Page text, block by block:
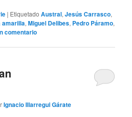
| Etiquetado Austral,Jesús Carrasco,
amarilla,Miguel Delibes, Pedro Páramo,
comentario
Ignacio Illarregui Gárate